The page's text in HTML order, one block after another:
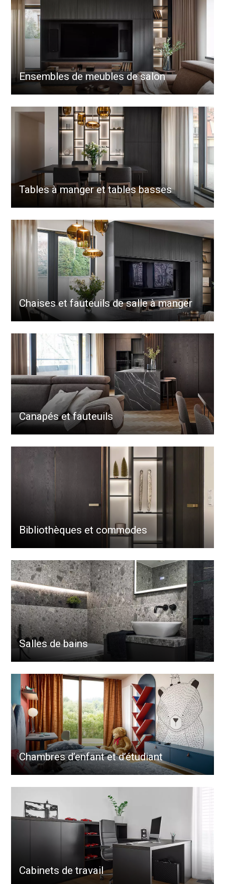
Ensembles de meubles de salon
Tables à manger et tables basses
Chaises et fauteuils de salle à manger
Canapés et fauteuils
Bibliothèques et commodes
Salles de bains
Chambres d’enfant et d’étudiant
Cabinets de travail